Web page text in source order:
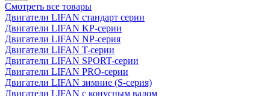
Смотреть все товары
Двигатели LIFAN стандарт серии
Двигатели LIFAN KP-серии
Двигатели LIFAN NP-серия
Двигатели LIFAN T-серии
Двигатели LIFAN SPORT-серии
Двигатели LIFAN PRO-серии
Двигатели LIFAN зимние (S-серия)
Двигатели LIFAN с конусным валом